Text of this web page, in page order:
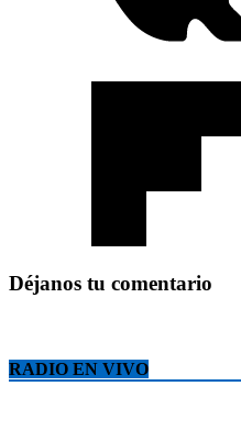
Déjanos tu comentario
RADIO EN VIVO